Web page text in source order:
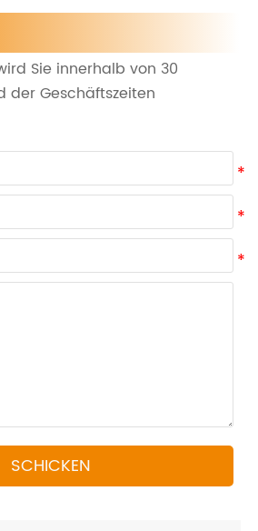
Sie innerhalb von 30
der Geschäftszeiten
SCHICKEN